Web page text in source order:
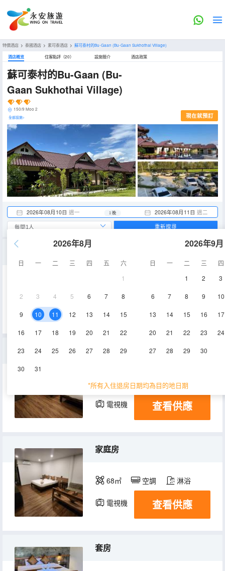
特價酒店 > 泰國酒店 > 素可泰酒店 > 蘇可泰村的Bu-Gaan (Bu-Gaan Sukhothai Village)
酒店概览 住客點評（20） 設施簡介 酒店政策
蘇可泰村的Bu-Gaan (Bu-
Gaan Sukhothai Village)
150/9 Moo 2
全部設施> 現在就預訂
2026年08月10日 週一 2026年08月11日 週二
1 晚
2026年8月
日 一 二 三 四 五
六
1
2 3 4 5 6 7 8
9 10 11 12 13 14 15
16 17 18 19 20 21 22
23 24 25 26 27 28 29
30 31
2026年9月
日 一 二 三
四
1
2 3
6 7 8 9 10
13 14 15 16 17
20 21 22 23 24
27 28 29 30
*所有入住退房日期均為目的地日期
重新搜尋
淋浴
豪華雙床房
32㎡ 空調 淋浴
電視機 查看供應
家庭房
68㎡ 空調 淋浴
電視機 查看供應
套房